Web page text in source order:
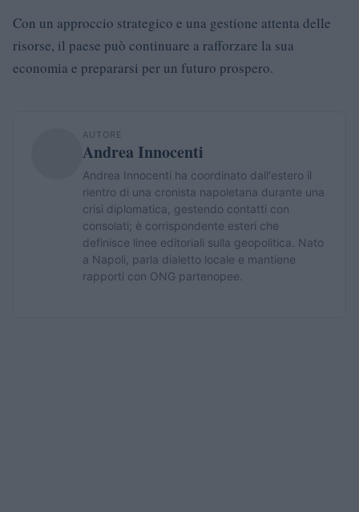
Con un approccio strategico e una gestione attenta delle
risorse, il paese può continuare a rafforzare la sua
economia e prepararsi per un futuro prospero.
AUTORE
Andrea Innocenti
Andrea Innocenti ha coordinato dall'estero il
rientro di una cronista napoletana durante una
crisi diplomatica, gestendo contatti con
consolati; è corrispondente esteri che
definisce linee editoriali sulla geopolitica. Nato
a Napoli, parla dialetto locale e mantiene
rapporti con ONG partenopee.